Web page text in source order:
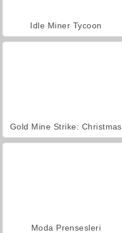
Idle Miner Tycoon
Gold Mine Strike: Christmas
Moda Prensesleri